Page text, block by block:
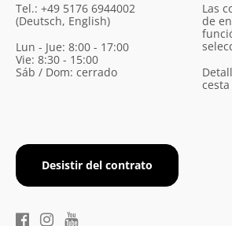
Tel.: +49 5176 6944002
(Deutsch, English)
Lun - Jue: 8:00 - 17:00
Vie: 8:30 - 15:00
Sáb / Dom: cerrado
Desistir del contrato
Las
de